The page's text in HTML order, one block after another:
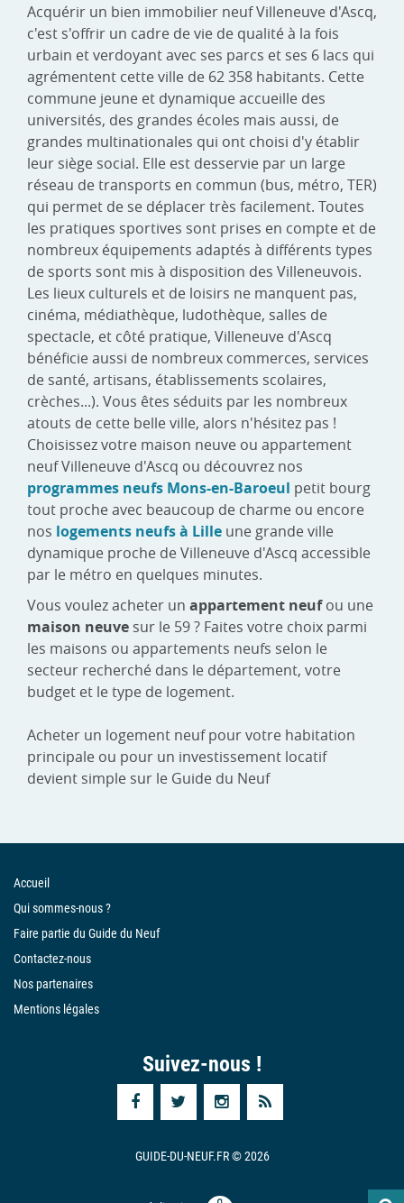
Acquérir un bien immobilier neuf Villeneuve d'Ascq,
c'est s'offrir un cadre de vie de qualité à la fois
urbain et verdoyant avec ses parcs et ses 6 lacs qui
agrémentent cette ville de 62 358 habitants. Cette
commune jeune et dynamique accueille des
universités, des grandes écoles mais aussi, de
grandes multinationales qui ont choisi d'y établir
leur siège social. Elle est desservie par un large
réseau de transports en commun (bus, métro, TER)
qui permet de se déplacer très facilement. Toutes
les pratiques sportives sont prises en compte et de
nombreux équipements adaptés à différents types
de sports sont mis à disposition des Villeneuvois.
Les lieux culturels et de loisirs ne manquent pas,
cinéma, médiathèque, ludothèque, salles de
spectacle, et côté pratique, Villeneuve d'Ascq
bénéficie aussi de nombreux commerces, services
de santé, artisans, établissements scolaires,
crèches...). Vous êtes séduits par les nombreux
atouts de cette belle ville, alors n'hésitez pas !
Choisissez votre maison neuve ou appartement
neuf Villeneuve d'Ascq ou découvrez nos
programmes neufs Mons-en-Baroeul petit bourg
tout proche avec beaucoup de charme ou encore
nos logements neufs à Lille une grande ville
dynamique proche de Villeneuve d'Ascq accessible
par le métro en quelques minutes.
Vous voulez acheter un appartement neufou une
maison neuve sur le 59 ? Faites votre choix parmi
les maisons ou appartements neufs selon le
secteur recherché dans le département, votre
budget et le type de logement.
Acheter un logement neuf pour votre habitation
principale ou pour un investissement locatif
devient simple sur le Guide du Neuf
Accueil
Qui sommes-nous ?
Faire partie du Guide du Neuf
Contactez-nous
Nos partenaires
Mentions légales
Suivez-nous !
GUIDE-DU-NEUF.FR © 2026